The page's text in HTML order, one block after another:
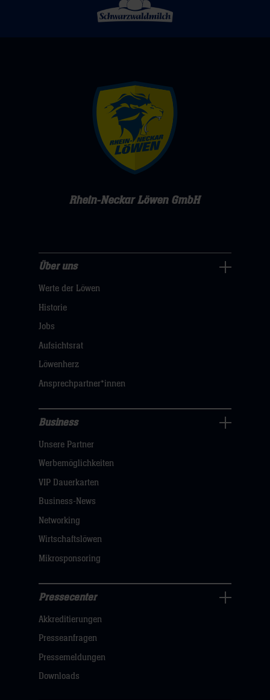
Rhein-Neckar Löwen GmbH
uns
Navigation
öffnen,
hier
Über uns
Werte der Löwen
Historie
Jobs
Aufsichtsrat
Löwenherz
Ansprechpartner*innen
Navigation
öffnen,
dann
klicken
Business
Unsere Partner
Werbemöglichkeiten
VIP Dauerkarten
Business-News
Networking
Wirtschaftslöwen
Mikrosponsoring
Navigation
öffnen,
dann
klicken
Pressecenter
Akkreditierungen
Presseanfragen
Pressemeldungen
Downloads